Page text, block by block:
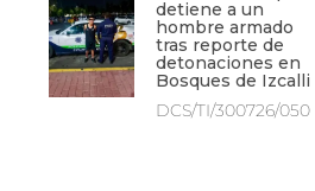
detiene a un
hombre armado
tras reporte de
detonaciones en
Bosques de Izcalli
DCS/TI/300726/050